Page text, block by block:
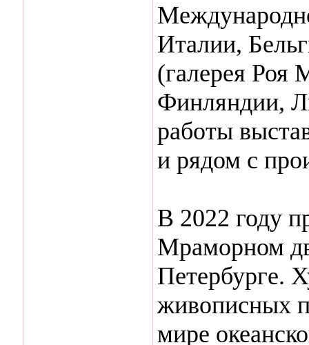
Италии,
(галерея Роя
Финляндии,
работы
и рядом с
В 2022 году
Мраморном
Петербурге.
живописных
мире